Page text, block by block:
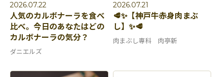
2026.07.22
人気のカルボナーラを食べ
比べ。今日のあなたはどの
カルボナーラの気分？
ダニエルズ
2026.07.21
🥩✨【神戸牛赤身肉まぶ
し】✨🥩
肉まぶし専科 肉亭新